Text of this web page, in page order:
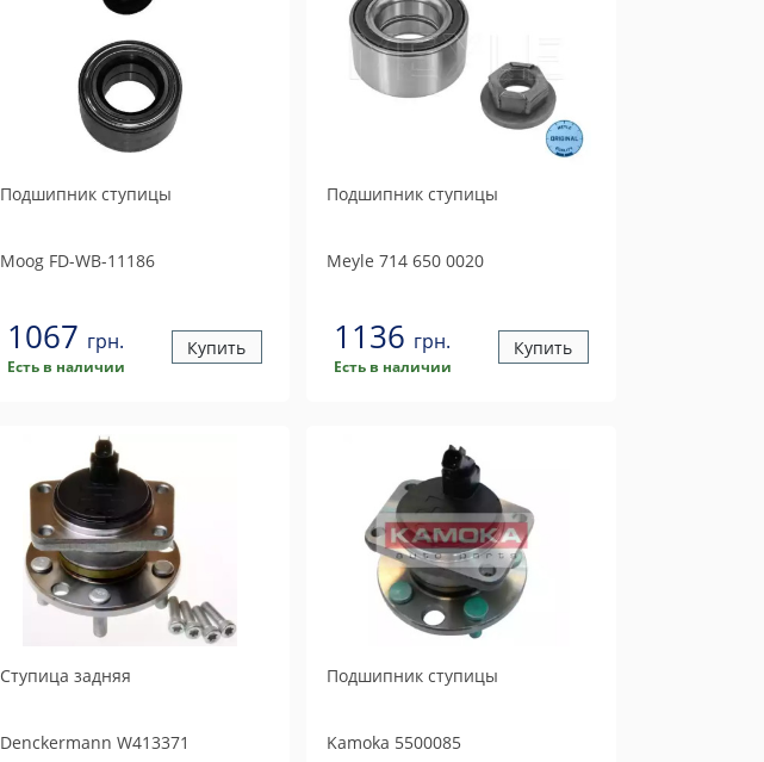
Подшипник ступицы
MoogFD-WB-11186
1067 грн.
Есть в наличии
Купить
Подшипник ступицы
Meyle 714 650 0020
1136 грн.
Есть в наличии
Купить
Ступица задняя
Denckermann W413371
Подшипник ступицы
Kamoka 5500085